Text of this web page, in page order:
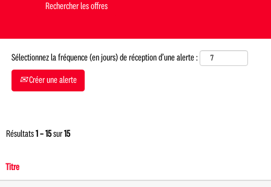
Sélectionnez la fréquence (en jours) de réception d’une alerte :
Créer une alerte
Résultats1 – 15sur15
Titre